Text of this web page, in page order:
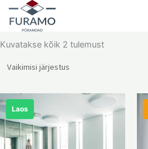
Skip
content
Kuvatakse kõik 2 tulemust
Laos